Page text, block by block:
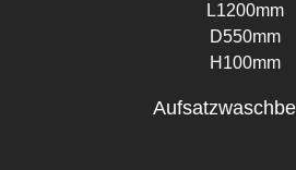
L1200mm
D550mm
H100mm